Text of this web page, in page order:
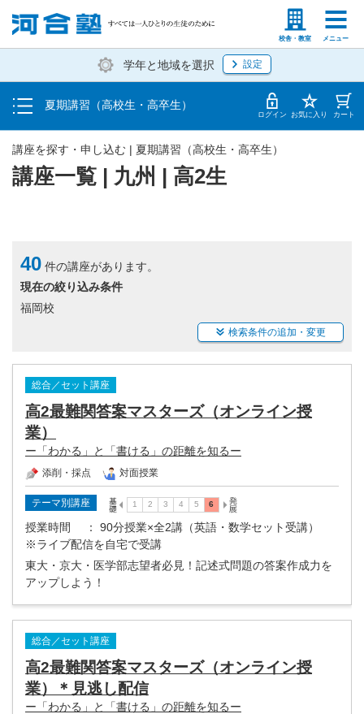
校舎・教室 メニュー
塾生の方 高等学校の先生
学年と地域を選択 設定
夏期講習（高校生・高卒生）
受講料・お申し込み方法
受講開始までの流れ
校舎・教室一覧 ログイン お気に入り カート
講座一覧 | 九州 | 高2生
講座を探す・申し込む | 夏期講習（高校生・高卒生）
40 件の講座があります。
現在の絞り込み条件
福岡校
検索条件の追加・変更
総合／セット講座
高2最難関答案マスターズ（オンライン授
業）
ー「わかる」と「書ける」の距離を知るー
添削・採点 対面授業
テーマ別講座
授業時間
： 90分授業×全2講（英語・数学セット受講）
※ライブ配信を自宅で受講
東大・京大・医学部志望者必見！記述式問題の答案作成力を
アップしよう！
総合／セット講座
高2最難関答案マスターズ（オンライン授
業）＊見逃し配信
ー「わかる」と「書ける」の距離を知るー